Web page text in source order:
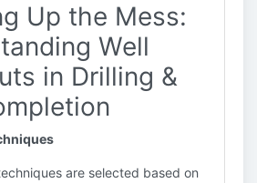
Up the Mess:
Well
in Drilling &
are selected based on